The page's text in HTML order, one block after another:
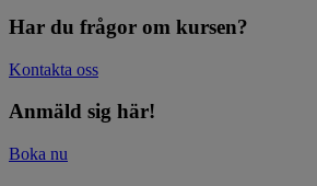
Har du frågor om kursen?
Kontakta oss
Anmäld sig här!
Boka nu